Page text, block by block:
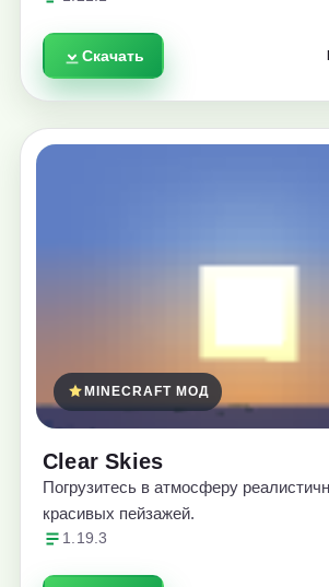
Скачать
MINECRAFT МОД
Clear Skies
Погрузитесь в атмосферу
красивых пейзажей.
1.19.3